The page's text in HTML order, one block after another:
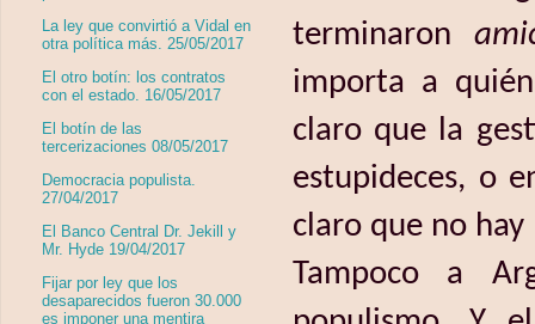
terminaron
importa a
claro que la
estupideces, o
claro que no
Tampoco a
La ley que convirtió a Vidal en
otra política más. 25/05/2017
El otro botín: los contratos
con el estado. 16/05/2017
El botín de las
tercerizaciones 08/05/2017
Democracia populista.
27/04/2017
El Banco Central Dr. Jekill y
Mr. Hyde 19/04/2017
Fijar por ley que los
desaparecidos fueron 30.000
es imponer una mentira